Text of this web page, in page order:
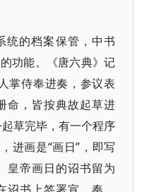
统的档案保管，中书
功能。《唐六典》记
掌侍奉进奏，参议表
命，皆按典故起草进
草完毕，有一个程序
进画是“画日”，即写
皇帝画日的诏书留为